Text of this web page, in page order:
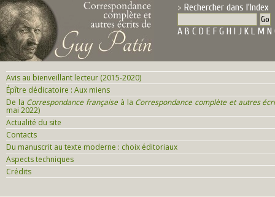
Rechercher dans l'Index
A B C D E F G H I J K L M N